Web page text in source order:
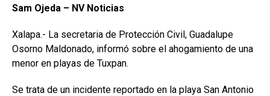
Sam Ojeda – NV Noticias
Xalapa.- La secretaria de Protección Civil, Guadalupe
Osorno Maldonado, informó sobre el ahogamiento de una
menor en playas de Tuxpan.
Se trata de un incidente reportado en la playa San Antonio